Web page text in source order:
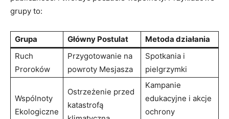
grupy to:
Grupa Główny⁢ Postulat
Metoda działania
Ruch
Proroków
Przygotowanie na
powroty Mesjasza
Spotkania i
pielgrzymki
Wspólnoty
Ekologiczne
Ostrzeżenie ‍przed
katastrofą
Kampanie
edukacyjne ⁤i akcje
ochrony